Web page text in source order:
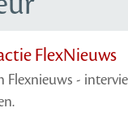
FlexNieuws
Flexnieuws -